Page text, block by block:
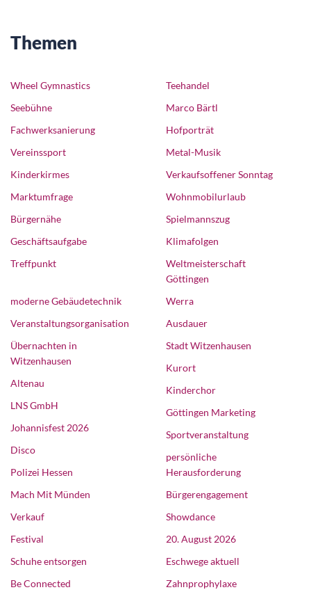
Themen
Wheel Gymnastics
Seebühne
Fachwerksanierung
Vereinssport
Kinderkirmes
Marktumfrage
Bürgernähe
Geschäftsaufgabe
Treffpunkt
Teehandel
Marco Bärtl
Hofporträt
Metal-Musik
Verkaufsoffener Sonntag
Wohnmobilurlaub
Spielmannszug
Klimafolgen
Weltmeisterschaft
Göttingen
moderne Gebäudetechnik
Veranstaltungsorganisation
Übernachten in
Witzenhausen
Altenau
LNS GmbH
Johannisfest 2026
Disco
Polizei Hessen
Mach Mit Münden
Werra
Ausdauer
Stadt Witzenhausen
Kurort
Kinderchor
Göttingen Marketing
Sportveranstaltung
persönliche
Herausforderung
Bürgerengagement
Verkauf
Festival
Schuhe entsorgen
Be Connected
Showdance
20. August 2026
Eschwege aktuell
Zahnprophylaxe